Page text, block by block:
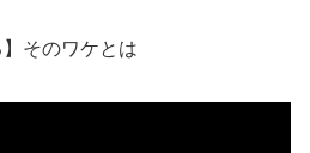
そのワケとは